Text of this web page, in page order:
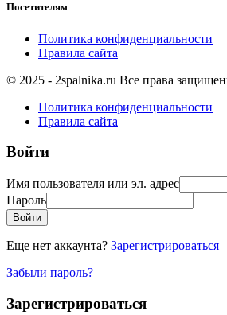
Посетителям
Политика конфиденциальности
Правила сайта
© 2025 - 2spalnika.ru Все права
Политика конфиденциальности
Правила сайта
Войти
Имя пользователя или эл. адрес
Пароль
Войти
Еще нет аккаунта? Зарегистрироваться
Забыли пароль?
Зарегистрироваться